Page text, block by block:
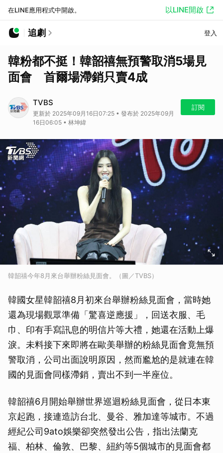
在LINE應用程式中開啟。 以LINE開啟
追劇 登入
韓粉都不挺！韓韶禧無預警取消5場見
面會 首爾場滯銷只賣4成
TVBS
更新於 2025年09月16日07:25 • 發布於 2025年09月
16日06:05 • 林坤緯
訂閱
韓韶禧今年8月來台舉辦粉絲見面會。（圖／TVBS）
韓國女星韓韶禧8月初來台舉辦粉絲見面會，當時她
還為現場觀眾準備「驚喜逆應援」，回送衣服、毛
巾、印有手寫訊息的明信片等大禮，她還在活動上爆
淚。未料接下來即將在歐美舉辦的粉絲見面會竟無預
警取消，公司出面說明原因，然而尷尬的是就連在韓
國的見面會同樣滯銷，賣出不到一半座位。
韓韶禧6月開始舉辦世界巡迴粉絲見面會，從日本東
京起跑，接連造訪台北、曼谷、雅加達等城市。不過
經紀公司9ato娛樂卻突然發出公告，指出法蘭克
福、柏林、倫敦、巴黎、紐約等5個城市的見面會都